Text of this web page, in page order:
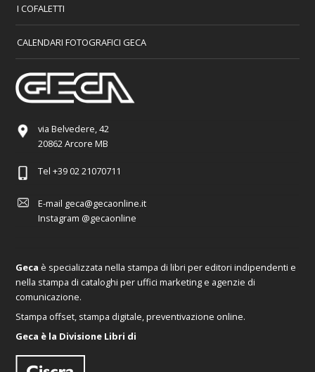
I COFALETTI
CALENDARI FOTOGRAFICI GECA
via Belvedere, 42
20862 Arcore MB
Tel +39 02 21070711
E-mail geca@gecaonline.it
Instagram @gecaonline
Geca è specializzata nella stampa di libri per editori indipendenti e
nella stampa di cataloghi per uffici marketing e agenzie di
comunicazione.
Stampa offset, stampa digitale, preventivazione online.
Geca è la Divisione Libri di